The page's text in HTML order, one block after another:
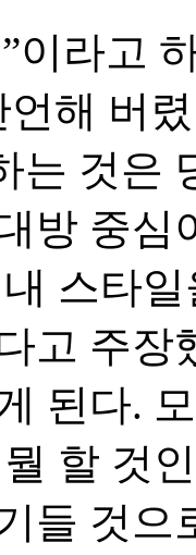
이라고
언해 버
는 것은
방 중심
스타
고 주장
된다.
할 것
들 것으